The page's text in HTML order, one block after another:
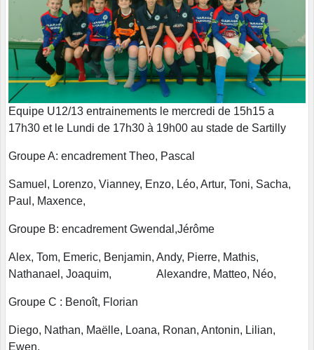
Equipe U12/13 entrainements le mercredi de 15h15 a
17h30 et le Lundi de 17h30 à 19h00 au stade de Sartilly
Groupe A: encadrement Theo, Pascal
Samuel, Lorenzo, Vianney, Enzo, Léo, Artur, Toni, Sacha,
Paul, Maxence,
Groupe B: encadrement Gwendal,Jérôme
Alex, Tom, Emeric, Benjamin, Andy, Pierre, Mathis,
Nathanael, Joaquim, Alexandre, Matteo, Néo,
Groupe C : Benoît, Florian
Diego, Nathan, Maëlle, Loana, Ronan, Antonin, Lilian,
Ewen,